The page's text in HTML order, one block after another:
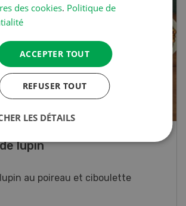
de printemps
printemps aux poulet
des cookies. Politique de
ACCEPTER TOUT
REFUSER TOUT
LES DÉTAILS